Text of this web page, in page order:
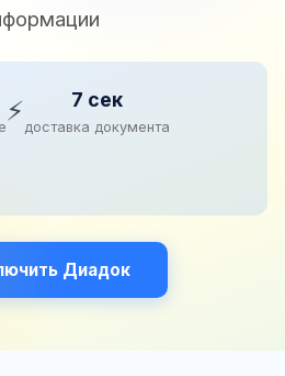
⚡ 7 сек
доставка документа
Диадок